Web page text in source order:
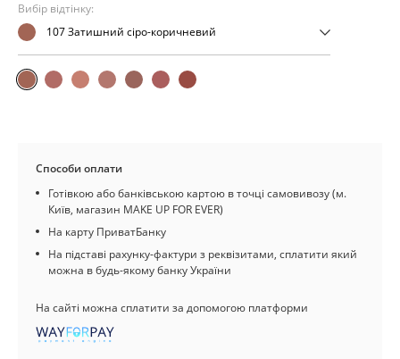
Вибір відтінку:
107 Затишний сіро-коричневий
Способи оплати
Готівкою або банківською картою в точці самовивозу (м.
Київ, магазин MAKE UP FOR EVER)
На карту ПриватБанку
На підставі рахунку-фактури з реквізитами, сплатити який
можна в будь-якому банку України
На сайті можна сплатити за допомогою платформи